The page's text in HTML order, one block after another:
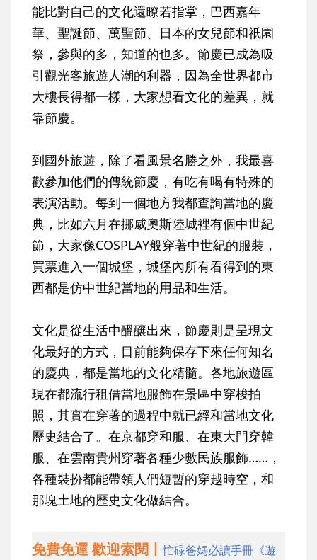
能比對自己的文化還瞭若指掌，巴西嘉年
華、聖誕節、萬聖節、日本的女兒節和祇園
祭，參與的多，知道的也多。節慶已成為吸
引觀光客旅遊人潮的利器，因為全世界都市
大樓長得都一樣，大家想看文化的差異，就
靠節慶。
到國外旅遊，除了看風景名勝之外，我最喜
歡參加他們的傳統節慶，有吃有喝有特殊的
表演活動。每到一個地方我都查詢當地的慶
典，比如六月在挪威奧斯陸城裡有個中世紀
節，大家像COSPLAY般穿著中世紀的服裝，
買票進入一個城堡，城堡內所有看得到的東
西都是仿中世紀當地的用品和生活。
文化是從生活中醞釀出來，節慶則是呈現文
化最好的方式，目前能夠保存下來任何知名
的慶典，都是當地的文化精髓。各地旅遊區
現在都流行租借當地服飾在景區中穿梭拍
照，其實在穿著的過程中就已經和當地文化
歷史結合了。在京都穿和服、在東大門穿韓
服、在雲南貴州穿著各種少數民族服飾……，
各種裝扮都能帶領人們短暫的穿越時空，和
那塊土地的歷史文化做結合。
免費免運 歡迎索閱丨忙碌爸媽必讀手冊《遊